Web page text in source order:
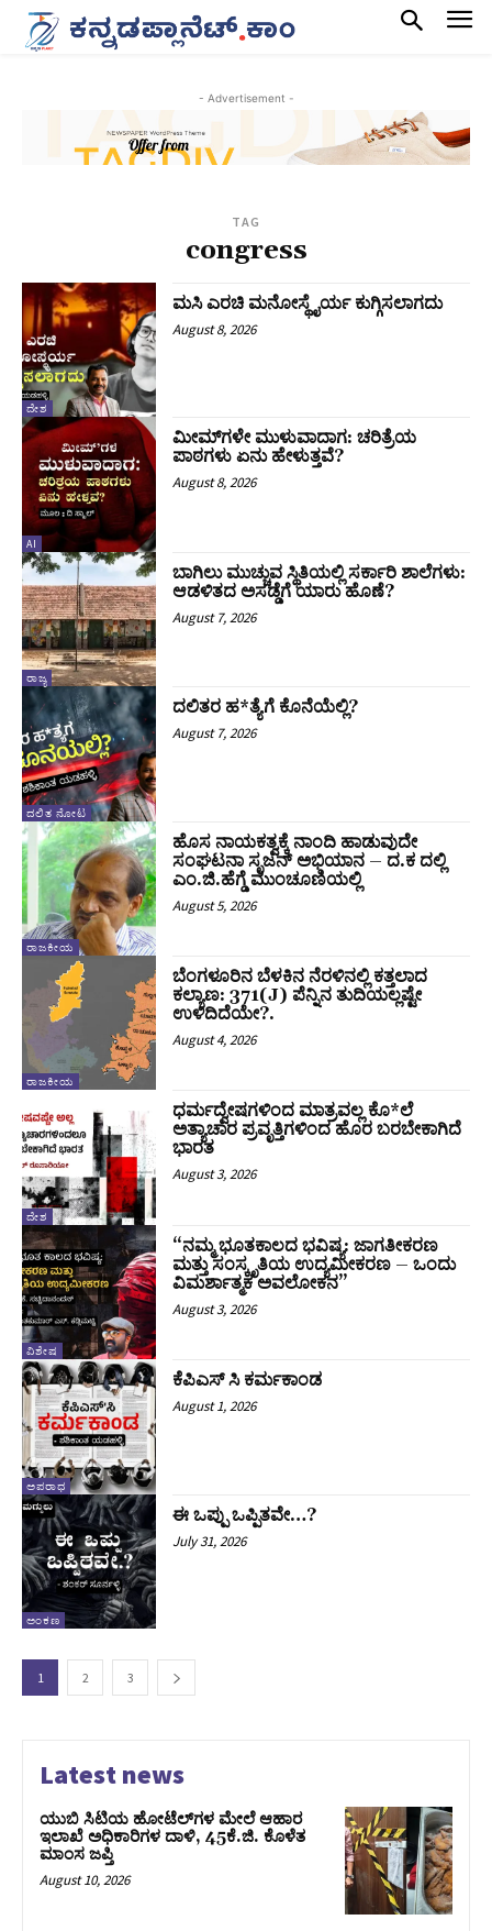
- Advertisement -
TAG
congress
ದೇಶ
ಮಸಿ ಎರಚಿ ಮನೋಸ್ಥೈರ್ಯ ಕುಗ್ಗಿಸಲಾಗದು
August 8, 2026
AI
ಮೀಮ್‌ಗಳೇ ಮುಳುವಾದಾಗ: ಚರಿತ್ರೆಯ
ಪಾಠಗಳು ಏನು ಹೇಳುತ್ತವೆ?
August 8, 2026
ರಾಜ್ಯ
ಬಾಗಿಲು ಮುಚ್ಚುವ ಸ್ಥಿತಿಯಲ್ಲಿ ಸರ್ಕಾರಿ ಶಾಲೆಗಳು:
ಆಡಳಿತದ ಅಸಡ್ಡೆಗೆ ಯಾರು ಹೊಣೆ?
August 7, 2026
ದಲಿತ ನೋಟ
ದಲಿತರ ಹ*ತ್ಯೆಗೆ ಕೊನೆಯೆಲ್ಲಿ?
August 7, 2026
ರಾಜಕೀಯ
ಹೊಸ ನಾಯಕತ್ವಕ್ಕೆ ನಾಂದಿ ಹಾಡುವುದೇ
ಸಂಘಟನಾ ಸೃಜನ್ ಅಭಿಯಾನ – ದ.ಕ ದಲ್ಲಿ
ಎಂ.ಜಿ.ಹೆಗ್ಡೆ ಮುಂಚೂಣಿಯಲ್ಲಿ
August 5, 2026
ರಾಜಕೀಯ
ಬೆಂಗಳೂರಿನ ಬೆಳಕಿನ ನೆರಳಿನಲ್ಲಿ ಕತ್ತಲಾದ
ಕಲ್ಯಾಣ: 371(J) ಪೆನ್ನಿನ ತುದಿಯಲ್ಲಷ್ಟೇ
ಉಳಿದಿದೆಯೇ?.
August 4, 2026
ದೇಶ
ಧರ್ಮದ್ವೇಷಗಳಿಂದ ಮಾತ್ರವಲ್ಲ ಕೊ*ಲೆ
ಅತ್ಯಾಚಾರ ಪ್ರವೃತ್ತಿಗಳಿಂದ ಹೊರ ಬರಬೇಕಾಗಿದೆ
ಭಾರತ
August 3, 2026
ವಿಶೇಷ
“ನಮ್ಮ ಭೂತಕಾಲದ ಭವಿಷ್ಯ: ಜಾಗತೀಕರಣ
ಮತ್ತು ಸಂಸ್ಕೃತಿಯ ಉದ್ಯಮೀಕರಣ – ಒಂದು
ವಿಮರ್ಶಾತ್ಮಕ ಅವಲೋಕನ”
August 3, 2026
ಅಪರಾಧ
ಕೆಪಿಎಸ್ ಸಿ ಕರ್ಮಕಾಂಡ
August 1, 2026
ಅಂಕಣ
ಈ ಒಪ್ಪು ಒಪ್ಪಿತವೇ…?
July 31, 2026
1 2 3
Latest news
ಯುಬಿ ಸಿಟಿಯ ಹೋಟೆಲ್‌ಗಳ ಮೇಲೆ ಆಹಾರ
ಇಲಾಖೆ ಅಧಿಕಾರಿಗಳ ದಾಳಿ, 45ಕೆ.ಜಿ. ಕೊಳೆತ
ಮಾಂಸ ಜಪ್ತಿ
August 10, 2026